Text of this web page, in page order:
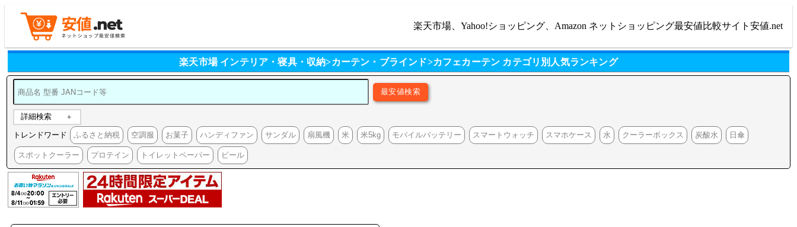
楽天市場、Yahoo!ショッピング、Amazon ネットショッピング最安値比較サイト安値.net
楽天市場 インテリア・寝具・収納>カーテン・ブラインド>カフェカーテン カテゴリ別人気ランキング
詳細検索
トレンドワード ふるさと納税 空調服 お菓子 ハンディファン サンダル 扇風機 米 米5kg モバイルバッテリー スマートウォッチ スマホケース 水 クーラーボックス 炭酸水 日傘
スポットクーラー プロテイン トイレットペーパー ビール